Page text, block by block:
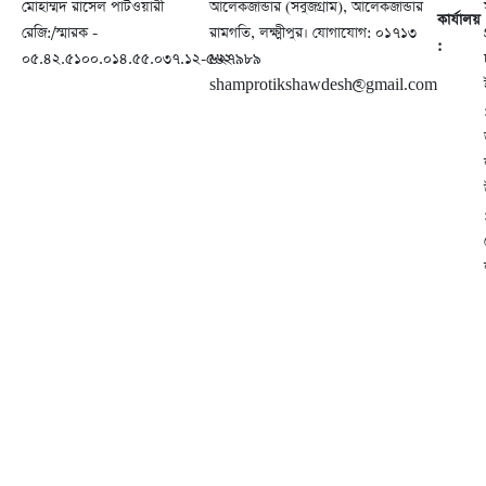
মোহাম্মদ রাসেল পাটওয়ারী
রেজি:/স্মারক -
০৫.৪২.৫১০০.০১৪.৫৫.০৩৭.১২-৫৬২
আলেকজান্ডার (সবুজগ্রাম), আলেকজান্ডার
রামগতি, লক্ষ্মীপুর। যোগাযোগ: ০১৭১৩
৬২৭৯৮৯
shamprotikshawdesh@gmail.com
কার্যালয়
: